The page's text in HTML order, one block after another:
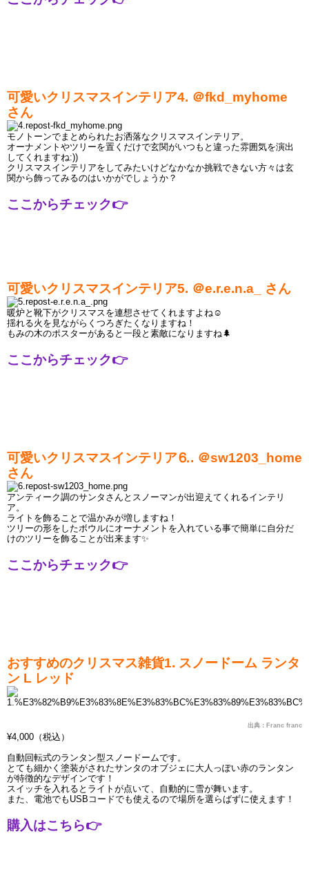
可愛いクリスマスインテリア4. ＠fkd_myhome
さん
モノトーンでまとめられたお洒落なクリスマスインテリア。
オーナメントやツリーを置くだけで玄関がいつもと違った雰囲気を演出
してくれますね:))
クリスマスインテリアをしてみたいけどなかなか挑戦できない方々は玄
関から飾ってみるのはいかがでしょうか？
ここからチェック👉
可愛いクリスマスインテリア5. ＠e.r.e.n.a_ さん
暖炉と靴下がクリスマスを連想させてくれますよね☺
揺れる火を見ながらくつろぎたくなりますね！
もみの木のポスターがあると一段と素敵になりますね🌲
ここからチェック👉
可愛いクリスマスインテリア⒍. ＠sw1203_home
さん
アンティーク調のサンタさんとスノ ーマンが出迎えてくれるインテリ
ア。
ライトを飾ることで温かみが増しますね！
ツリーの形をしたボウルにオーナメントを入れている事で簡単に自分だ
けのツリーを飾ることが出来ます✨
ここからチェック👉
おすすめのクリスマス雑貨1. スノードーム ランタ
ン L レッド
出典：Franc franc
¥4,000（税込）
自動回転式のランタン型スノードームです。
とても細かく塗装がされたサンタのオブジェに大人っぽい赤のランタン
が特徴的なデザインです！
スイッチを入れるとライトが点いて、自動的に雪が舞います。
また、電池でもUSBコードでも使えるので場所を選らばずに使えます！
購入はこちら👉